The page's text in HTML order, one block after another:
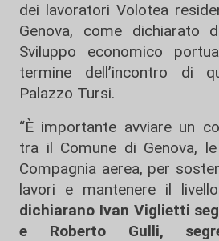
dei lavoratori Volotea
Genova, come dichiarato
Sviluppo economico
termine dell’incontro di
Palazzo Tursi.
“È importante avviare un
tra il Comune di Genova,
Compagnia aerea, per
lavori e mantenere il
dichiarano Ivan Viglietti
e Roberto Gulli,